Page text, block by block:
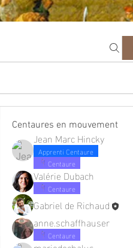
Centaures en mouvement
Jean Marc Hincky
Apprenti Centaure
Centaure
Valérie Dubach
Centaure
Gabriel de Richaud
anne.schaffhauser
Centaure